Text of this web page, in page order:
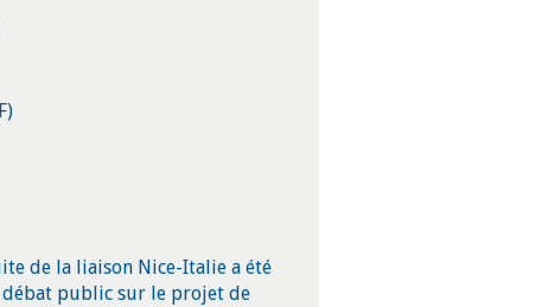
de la liaison Nice-Italie a été
débat public sur le projet de